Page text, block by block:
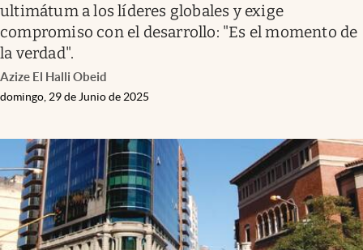
ultimátum a los líderes globales y exige
compromiso con el desarrollo: "Es el momento de
la verdad".
Azize El Halli Obeid
domingo, 29 de Junio de 2025